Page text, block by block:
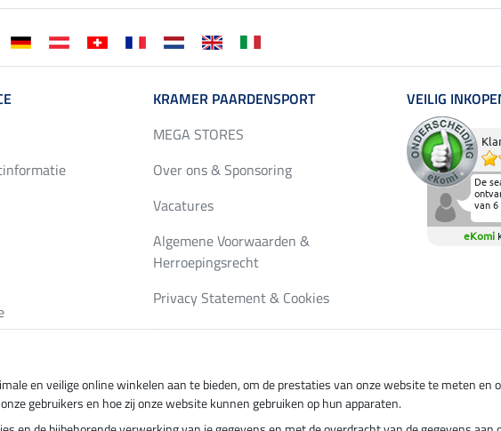
KRAMER PAARDENSPORT
MEGA STORES
Over ons & Sponsoring
Vacatures
Algemene Voorwaarden &
Herroepingsrecht
Privacy Statement & Cookies
Impressum
VEILIG
De
van 6
en
eKomi
en veilige online winkelen aan te bieden, om de prestaties van onze website te meten en
gebruikers en hoe zij onze website kunnen gebruiken op hun apparaten.